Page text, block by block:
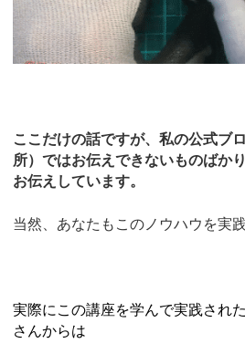
ここだけの話ですが、私の公式ブ
所）ではお伝えできないものばか
お伝えしています。
当然、あなたもこのノウハウを実
実際にこの講座を学んで実践され
さんからは